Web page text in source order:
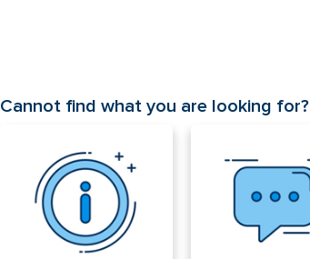
Cannot find what you are looking for?